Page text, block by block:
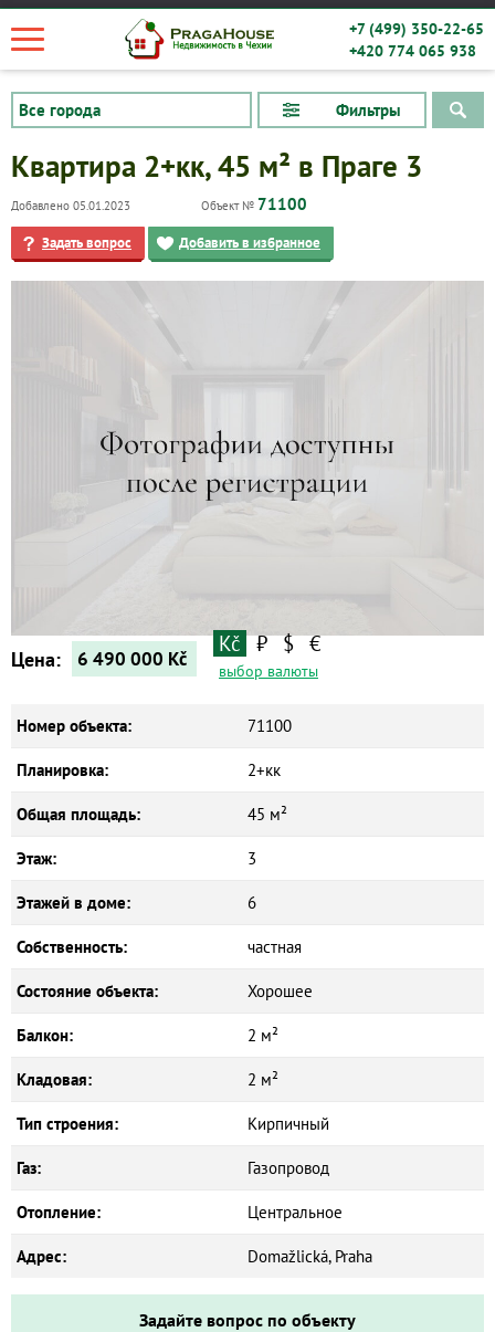
+7 (499) 350-22-65
+420 774 065 938
Фильтры
Квартиры
Квартира 2+кк, 45 м² в Праге 3
Добавлено 05.01.2023 Объект № 71100
Задать вопрос Добавить в избранное
Цена: 6 490 000 Kč
Kč ₽ $ €
выбор валюты
Номер объекта: 71100
Планировка: 2+кк
Общая площадь: 45 м²
Этаж: 3
Этажей в доме: 6
Собственность: частная
Состояние объекта: Хорошее
Балкон: 2 м²
Кладовая: 2 м²
Тип строения: Кирпичный
Газ: Газопровод
Отопление: Центральное
Адрес: Domažlická, Praha
Задайте вопрос по объекту